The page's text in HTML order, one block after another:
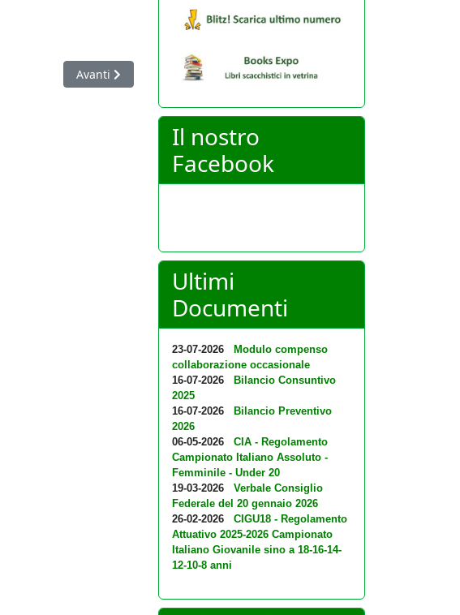
Articolo successivo: Resta solo un mese per adeguare gli statuti delle
Avanti
Il nostro
Facebook
Ultimi
Documenti
23-07-2026
Modulo compenso
collaborazione occasionale
16-07-2026
Bilancio Consuntivo
2025
16-07-2026
Bilancio Preventivo
2026
06-05-2026
CIA - Regolamento
Campionato Italiano Assoluto -
Femminile - Under 20
19-03-2026
Verbale Consiglio
Federale del 20 gennaio 2026
26-02-2026
CIGU18 - Regolamento
Attuativo 2025-2026 Campionato
Italiano Giovanile sino a 18-16-14-
12-10-8 anni